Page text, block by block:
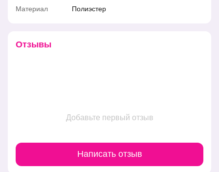
Материал Полиэстер
Отзывы
Добавьте первый отзыв
Написать отзыв